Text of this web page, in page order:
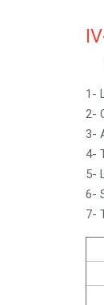
1-
2-
3-
4-
5-
6-
7-